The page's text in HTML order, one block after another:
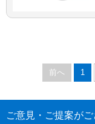
前へ 1
ご意見・ご提案が